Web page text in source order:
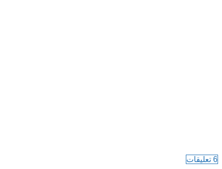
6 تعليقات